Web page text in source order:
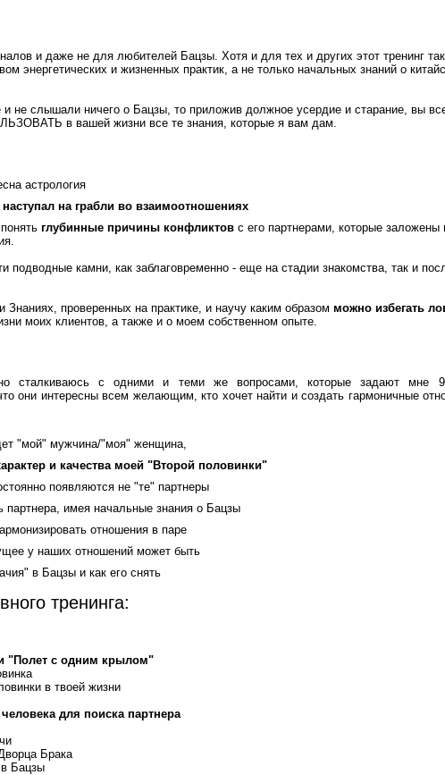
и даже не для любителей Бацзы. Хотя и для тех и других этот тренинг
энергетических и жизненных практик, а не только начальных знаний о
не слышали ничего о Бацзы, то приложив должное усердие и старание, вы
в вашей жизни все те знания, которые я вам дам.
астрология
на грабли во взаимоотношениях
глубинные причины конфликтов с его партнерами, которые заложены
подводные камни, как заблаговременно - еще на стадии знакомства, так и
проверенных на практике, и научу каким образом можно избегать
моих клиентов, а также и о моем собственном опыте.
сталкиваюсь с одними и теми же вопросами, которые задают мне
они интересны всем желающим, кто хочет найти и создать гармоничные
"мой" мужчина/"моя" женщина,
и качества моей "Второй половинки"
появляются не "те" партнеры
партнера, имея начальные знания о Бацзы
отношения в паре
у наших отношений может быть
в Бацзы и как его снять
тренинга:
"Полет с одним крылом"
в твоей жизни
для поиска партнера
Брака
Бацзы